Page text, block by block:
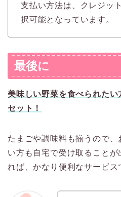
支払い方法は、クレジッ
択可能となっています。
最後に
美味しい野菜を食べられた
セット！
たまごや調味料も揃うので
い方も自宅で受け取ること
れば、かなり便利なサービ